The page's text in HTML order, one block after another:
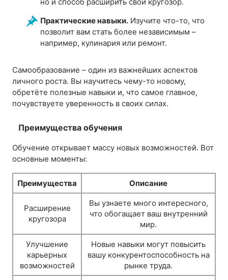
Практические навыки. Изучите что-то, что
позволит вам стать более независимым –
например, кулинария или ремонт.
Самообразование – один из важнейших аспектов
личного роста. Вы научитесь чему-то новому,
обретёте полезные навыки и, что самое главное,
почувствуете уверенность в своих силах.
Преимущества обучения
Обучение открывает массу новых возможностей. Вот
основные моменты:
Преимущества Описание
Расширение
кругозора
Вы узнаете много интересного,
что обогащает ваш внутренний
мир.
Улучшение
карьерных
возможностей
Новые навыки могут повысить
вашу конкурентоспособность на
рынке труда.